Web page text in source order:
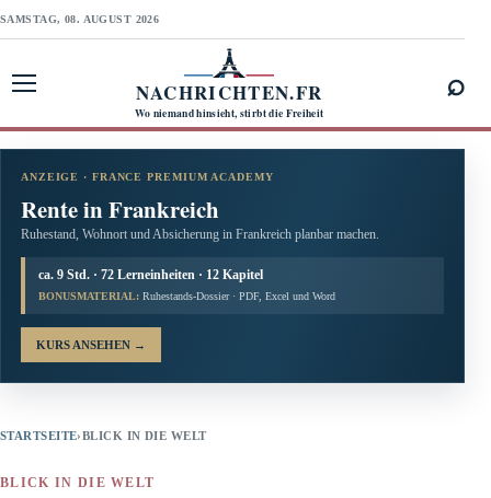
SAMSTAG, 08. AUGUST 2026
NACHRICHTEN.FR
Wo niemand hinsieht, stirbt die Freiheit
⌕
ANZEIGE · FRANCE PREMIUM ACADEMY
Rente in Frankreich
Ruhestand, Wohnort und Absicherung in Frankreich planbar machen.
ca. 9 Std. · 72 Lerneinheiten · 12 Kapitel
BONUSMATERIAL: Ruhestands-Dossier · PDF, Excel und Word
KURS ANSEHEN →
STARTSEITE›BLICK IN DIE WELT
BLICK IN DIE WELT